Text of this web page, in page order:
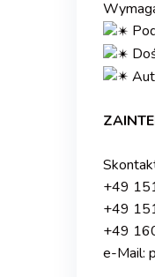
+49
+49
+49
e-Mail: